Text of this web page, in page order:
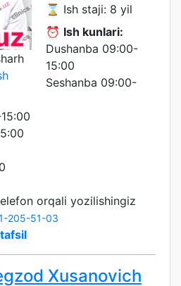
⌛ Ish staji: 8 yil
⏰ Ish kunlari:
Dushanba 09:00-
15:00
Seshanba 09:00-
orqali yozilishingiz
205-51-03
Xusanovich